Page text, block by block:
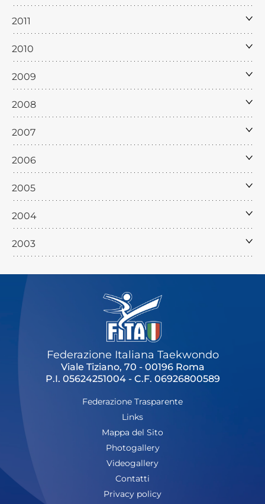
2011
2010
2009
2008
2007
2006
2005
2004
2003
Federazione Italiana Taekwondo
Viale Tiziano, 70 - 00196 Roma
P.I. 05624251004 - C.F. 06926800589
Federazione Trasparente
Links
Mappa del Sito
Photogallery
Videogallery
Contatti
Privacy policy